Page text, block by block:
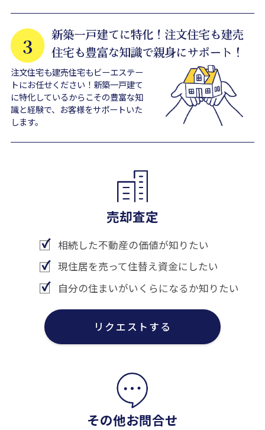
注文住宅も建売住宅もビーエステー
トにお任せください！新築一戸建て
に特化しているからこその豊富な知
識と経験で、お客様をサポートいた
します。
売却査定
相続した不動産の価値が知りたい
現住居を売って住替え資金にしたい
自分の住まいがいくらになるか知りたい
リクエストする
その他お問合せ